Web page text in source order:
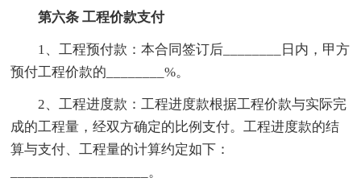
第六条 工程价款支付
1、工程预付款：本合同签订后________日内，甲方
预付工程价款的________%。
2、工程进度款：工程进度款根据工程价款与实际完
成的工程量，经双方确定的比例支付。工程进度款的结
算与支付、工程量的计算约定如下：
___________________。